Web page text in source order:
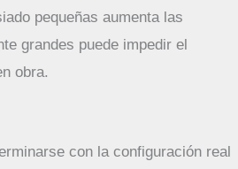
pequeñas aumenta las
grandes puede impedir el
obra.
con la configuración real